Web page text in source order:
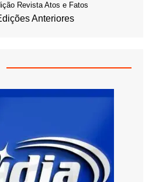
Revista Atos e Fatos
Anteriores